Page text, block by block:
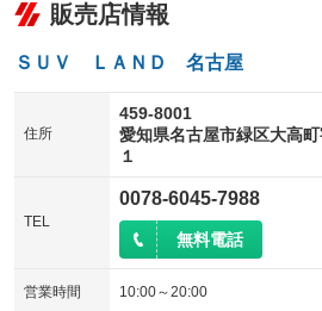
販売店情報
ＳＵＶ ＬＡＮＤ 名古屋
住所
459-8001
愛知県名古屋市緑区大高
１
TEL
0078-6045-7988
無料電話
営業時間 10:00～20:00